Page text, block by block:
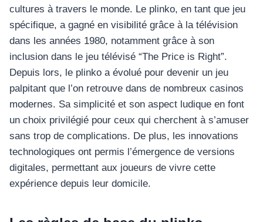
cultures à travers le monde. Le plinko, en tant que jeu
spécifique, a gagné en visibilité grâce à la télévision
dans les années 1980, notamment grâce à son
inclusion dans le jeu télévisé “The Price is Right”.
Depuis lors, le plinko a évolué pour devenir un jeu
palpitant que l’on retrouve dans de nombreux casinos
modernes. Sa simplicité et son aspect ludique en font
un choix privilégié pour ceux qui cherchent à s’amuser
sans trop de complications. De plus, les innovations
technologiques ont permis l’émergence de versions
digitales, permettant aux joueurs de vivre cette
expérience depuis leur domicile.